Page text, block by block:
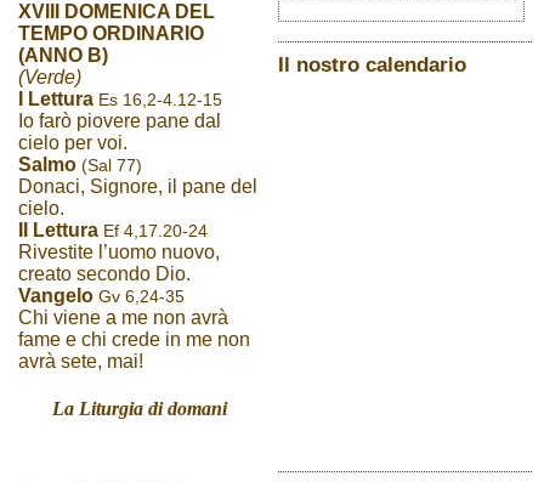
XVIII DOMENICA DEL
TEMPO ORDINARIO
(ANNO B)
(Verde)
I Lettura Es 16,2-4.12-15
Io farò piovere pane dal
cielo per voi.
Salmo (Sal 77)
Donaci, Signore, il pane del
cielo.
II Lettura Ef 4,17.20-24
Rivestite l’uomo nuovo,
creato secondo Dio.
Vangelo Gv 6,24-35
Chi viene a me non avrà
fame e chi crede in me non
avrà sete, mai!
La Liturgia di domani
Il nostro calendario